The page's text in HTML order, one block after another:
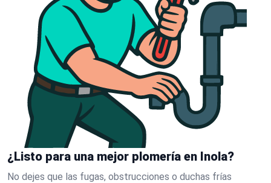
¿Listo para una mejor plomería en Inola?
No dejes que las fugas, obstrucciones o duchas frías